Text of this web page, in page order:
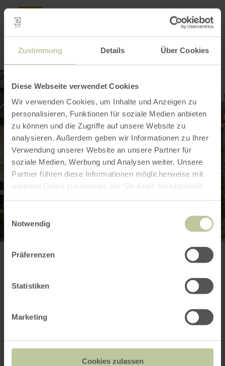
Zustimmung Details Über Cookies
Diese Webseite verwendet Cookies
Wir verwenden Cookies, um Inhalte und Anzeigen zu
personalisieren, Funktionen für soziale Medien anbieten
zu können und die Zugriffe auf unsere Website zu
analysieren. Außerdem geben wir Informationen zu Ihrer
Verwendung unserer Website an unsere Partner für
soziale Medien, Werbung und Analysen weiter. Unsere
Partner führen diese Informationen möglicherweise mit
weiteren Daten zusammen, die Sie ihnen bereitgestellt
Notwendig
Präferenzen
Statistiken
Marketing
Cookies zulassen
Plus